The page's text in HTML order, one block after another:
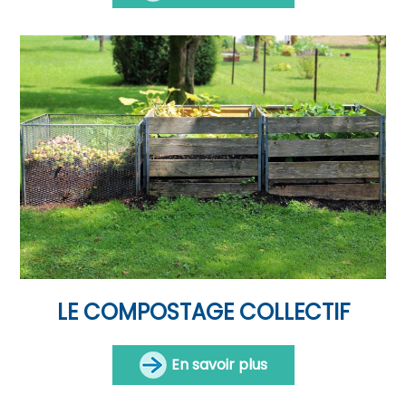
LE COMPOSTAGE COLLECTIF
En savoir plus